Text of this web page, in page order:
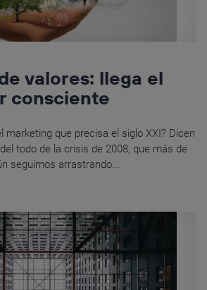
valores: llega el
consciente
marketing que precisa el siglo XXI? Dicen
todo de la crisis de 2008, que más de
seguimos arrastrando...